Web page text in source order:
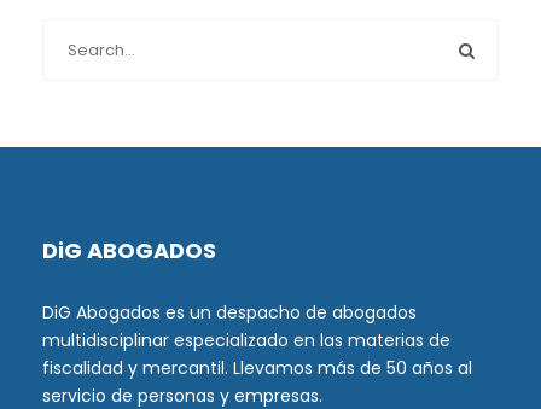
DiG ABOGADOS
DiG Abogados es un despacho de abogados
multidisciplinar especializado en las materias de
fiscalidad y mercantil. Llevamos más de 50 años al
servicio de personas y empresas.